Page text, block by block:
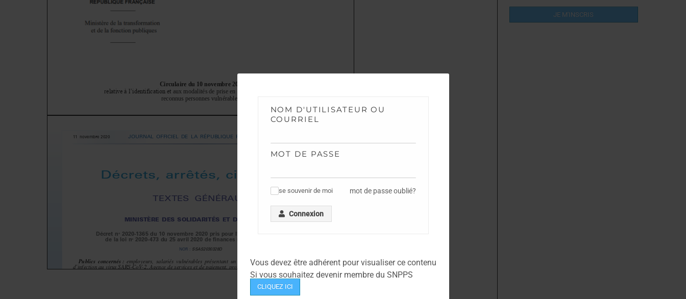
NOM D'UTILISATEUR OU
COURRIEL
MOT DE PASSE
se souvenir de moi mot de passe oublié?
Connexion
Vous devez être adhérent pour visualiser ce contenu
Si vous souhaitez devenir membre du SNPPS
CLIQUEZ ICI
JE M'INSCRIS